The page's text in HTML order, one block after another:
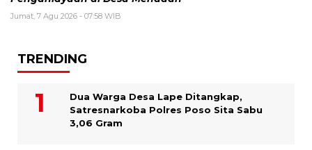
Jumat, 7 Agu 2026 - 07:58 WIB
TRENDING
Dua Warga Desa Lape Ditangkap,
Satresnarkoba Polres Poso Sita Sabu
3,06 Gram